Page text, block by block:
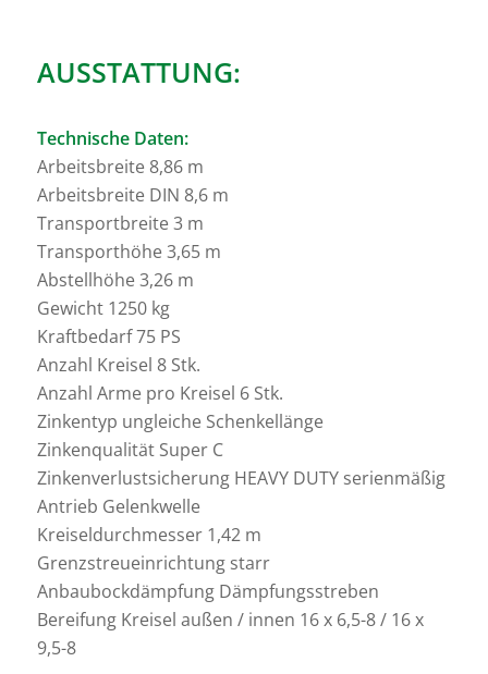
AUSSTATTUNG:
Technische Daten:
Arbeitsbreite 8,86 m
Arbeitsbreite DIN 8,6 m
Transportbreite 3 m
Transporthöhe 3,65 m
Abstellhöhe 3,26 m
Gewicht 1250 kg
Kraftbedarf 75 PS
Anzahl Kreisel 8 Stk.
Anzahl Arme pro Kreisel 6 Stk.
Zinkentyp ungleiche Schenkellänge
Zinkenqualität Super C
Zinkenverlustsicherung HEAVY DUTY serienmäßig
Antrieb Gelenkwelle
Kreiseldurchmesser 1,42 m
Grenzstreueinrichtung starr
Anbaubockdämpfung Dämpfungsstreben
Bereifung Kreisel außen / innen 16 x 6,5-8 / 16 x
9,5-8